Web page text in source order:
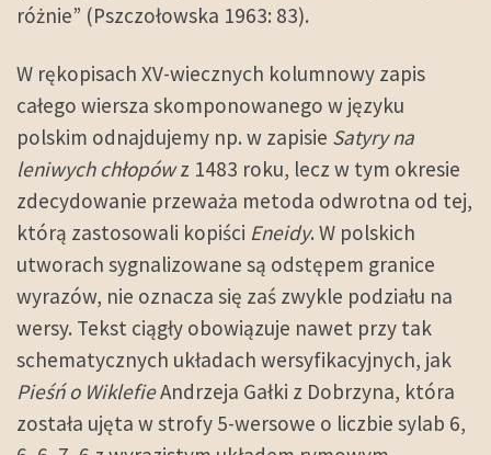
różnie” (Pszczołowska 1963: 83).
W rękopisach XV-wiecznych kolumnowy zapis
całego wiersza skomponowanego w języku
polskim odnajdujemy np. w zapisie Satyry na
leniwych chłopówz 1483 roku, lecz w tym okresie
zdecydowanie przeważa metoda odwrotna od tej,
którą zastosowali kopiści Eneidy. W polskich
utworach sygnalizowane są odstępem granice
wyrazów, nie oznacza się zaś zwykle podziału na
wersy. Tekst ciągły obowiązuje nawet przy tak
schematycznych układach wersyfikacyjnych, jak
Pieśń o WiklefieAndrzeja Gałki z Dobrzyna, która
została ujęta w strofy 5-wersowe o liczbie sylab 6,